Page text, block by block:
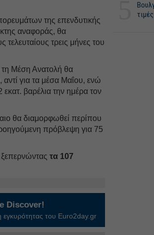
της επενδυτικής
αναφοράς, θα
τελευταίους τρεις μήνες του
τη Μέση Ανατολή θα
αντί για τα μέσα Μαΐου, ενώ
βαρέλια την ημέρα τον
θα διαμορφωθεί περίπου
πρόβλεψη για 75
ξεπερνώνταςτα 107
Discover!
εγκυρότητας του Euro2day.gr